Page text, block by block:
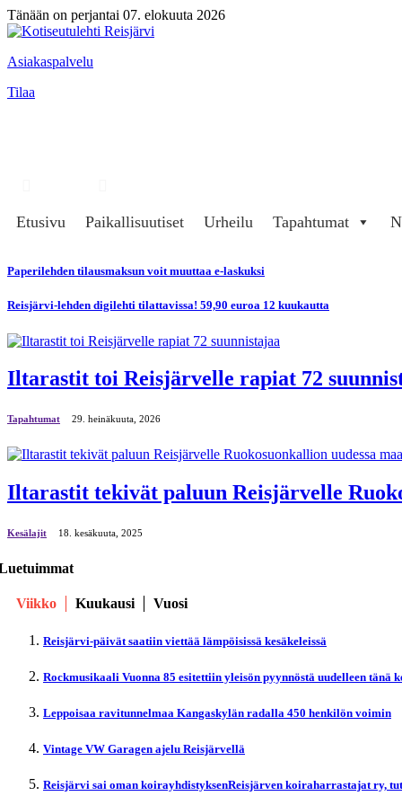
Tänään on perjantai 07. elokuuta 2026
Asiakaspalvelu
Tilaa
Etusivu
Paikallisuutiset Urheilu Tapahtumat
Paperilehden tilausmaksun voit muuttaa e-laskuksi
Reisjärvi-lehden digilehti tilattavissa! 59,90 euroa 12 kuukautta
Iltarastit toi Reisjärvelle rapiat 72
Tapahtumat 29. heinäkuuta, 2026
Iltarastit tekivät paluun Reisjärvelle
Kesälajit 18. kesäkuuta, 2025
Viikko Kuukausi Vuosi
Reisjärvi-päivät saatiin viettää lämpöisissä kesäkeleissä
Rockmusikaali Vuonna 85 esitettiin yleisön pyynnöstä uudelleen tänä
Leppoisaa ravitunnelmaa Kangaskylän radalla 450 henkilön voimin
Vintage VW Garagen ajelu Reisjärvellä
Reisjärvi sai oman koirayhdistyksenReisjärven koiraharrastajat ry,